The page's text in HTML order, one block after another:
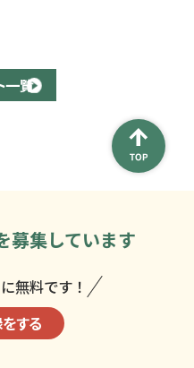
一覧
募集しています
無料です！
する